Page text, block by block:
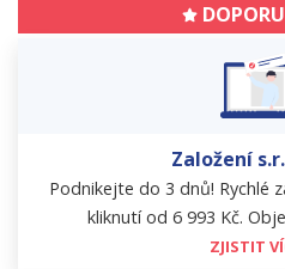
Založení
Podnikejte do 3 dnů! Rychlé
kliknutí od 6 993 Kč.
ZJISTIT